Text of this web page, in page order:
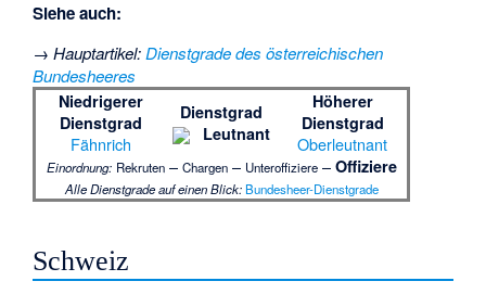
Siehe auch:
→Hauptartikel:Dienstgrade des österreichischen
Bundesheeres
Niedrigerer
Dienstgrad
Fähnrich
Dienstgrad
Leutnant
Höherer
Dienstgrad
Oberleutnant
Einordnung: Rekruten– Chargen– Unteroffiziere– Offiziere
Alle Dienstgrade auf einen Blick: Bundesheer-Dienstgrade
Schweiz